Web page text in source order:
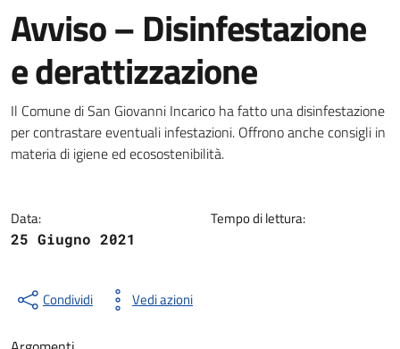
Avviso – Disinfestazione
e derattizzazione
Dettagli della notizia
Il Comune di San Giovanni Incarico ha fatto una disinfestazione
per contrastare eventuali infestazioni. Offrono anche consigli in
materia di igiene ed ecosostenibilità.
Data:
25 Giugno 2021
Tempo di lettura:
Condividi Vedi azioni